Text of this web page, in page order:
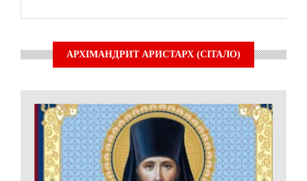
АРХІМАНДРИТ АРИСТАРХ (СІТАЛО)